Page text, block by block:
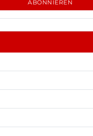
ABONNIEREN